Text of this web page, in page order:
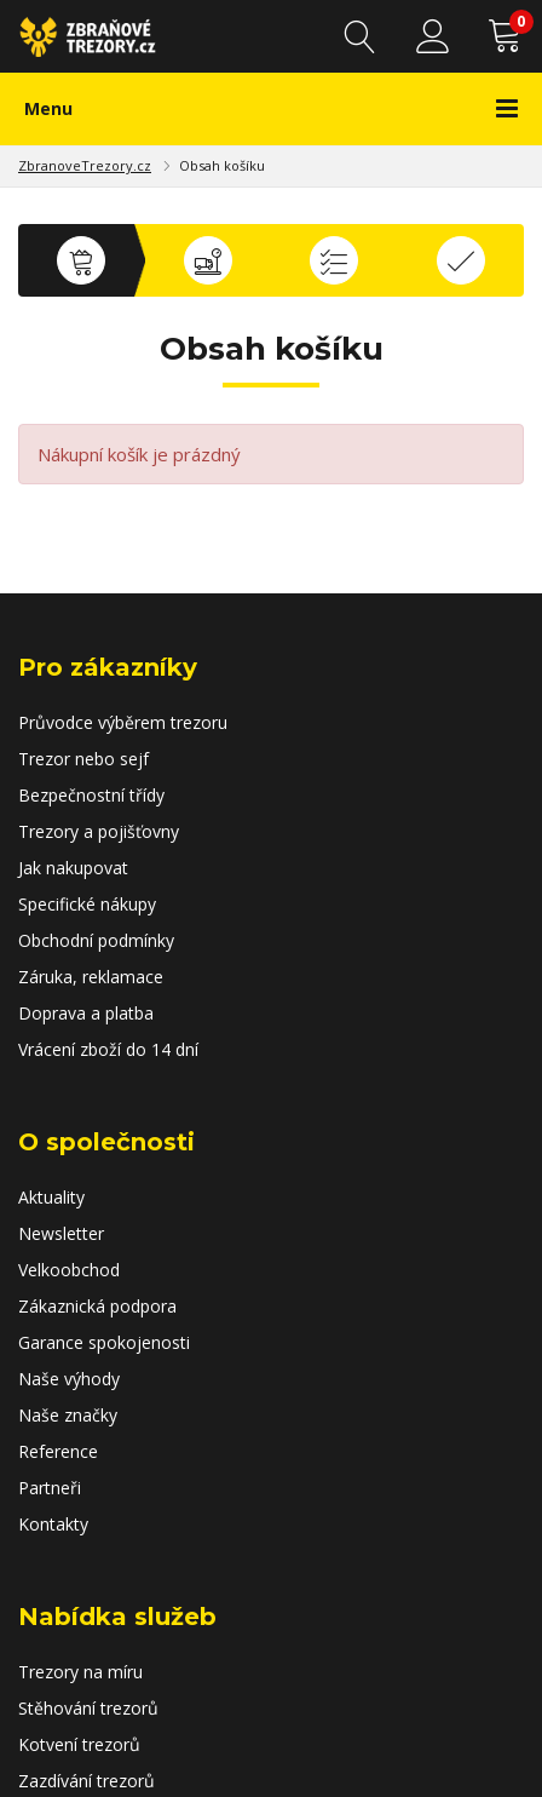
0
Menu
ZbranoveTrezory.cz Obsah košíku
Obsah košíku
Nákupní košík je prázdný
Pro zákazníky
Průvodce výběrem trezoru
Trezor nebo sejf
Bezpečnostní třídy
Trezory a pojišťovny
Jak nakupovat
Specifické nákupy
Obchodní podmínky
Záruka, reklamace
Doprava a platba
Vrácení zboží do 14 dní
O společnosti
Aktuality
Newsletter
Velkoobchod
Zákaznická podpora
Garance spokojenosti
Naše výhody
Naše značky
Reference
Partneři
Kontakty
Nabídka služeb
Trezory na míru
Stěhování trezorů
Kotvení trezorů
Zazdívání trezorů